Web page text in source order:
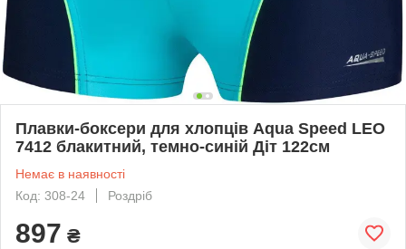
Плавки-боксери для хлопців Aqua Speed ​​LEO
7412 блакитний, темно-синій Діт 122см
Немає в наявності
Код: 308-24
Роздріб
897 ₴